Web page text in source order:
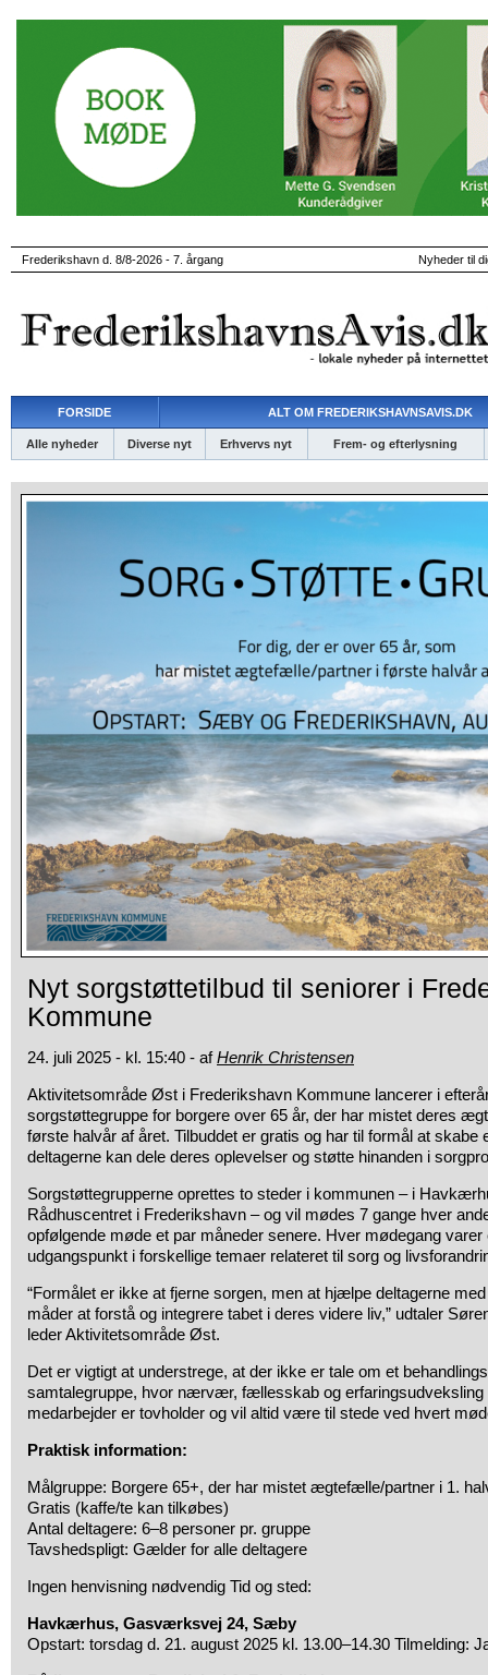
Frederikshavn d. 8/8-2026 - 7. årgang Nyheder til
FORSIDE ALT OM FREDERIKSHAVNSAVIS.DK
Alle nyheder Diverse nyt Erhvervs nyt Frem- og efterlysning
Nyt sorgstøttetilbud til seniorer i
Kommune
24. juli 2025 - kl. 15:40 - afHenrik Christensen
Aktivitetsområde Øst i Frederikshavn Kommune lancerer i
sorgstøttegruppe for borgere over 65 år, der har mistet deres
første halvår af året. Tilbuddet er gratis og har til formål at
deltagerne kan dele deres oplevelser og støtte hinanden i
Sorgstøttegrupperne oprettes to steder i kommunen – i
Rådhuscentret i Frederikshavn – og vil mødes 7 gange hver
opfølgende møde et par måneder senere. Hver mødegang varer
udgangspunkt i forskellige temaer relateret til sorg og
“Formålet er ikke at fjerne sorgen, men at hjælpe deltagerne
måder at forstå og integrere tabet i deres videre liv,” udtaler
leder Aktivitetsområde Øst.
Det er vigtigt at understrege, at der ikke er tale om et
samtalegruppe, hvor nærvær, fællesskab og erfaringsudveksling
medarbejder er tovholder og vil altid være til stede ved hvert
Praktisk information:
Målgruppe: Borgere 65+, der har mistet ægtefælle/partner i 1.
Gratis (kaffe/te kan tilkøbes)
Antal deltagere: 6–8 personer pr. gruppe
Tavshedspligt: Gælder for alle deltagere
Ingen henvisning nødvendig Tid og sted:
Havkærhus, Gasværksvej 24, Sæby
Opstart: torsdag d. 21. august 2025 kl. 13.00–14.30 Tilmelding: